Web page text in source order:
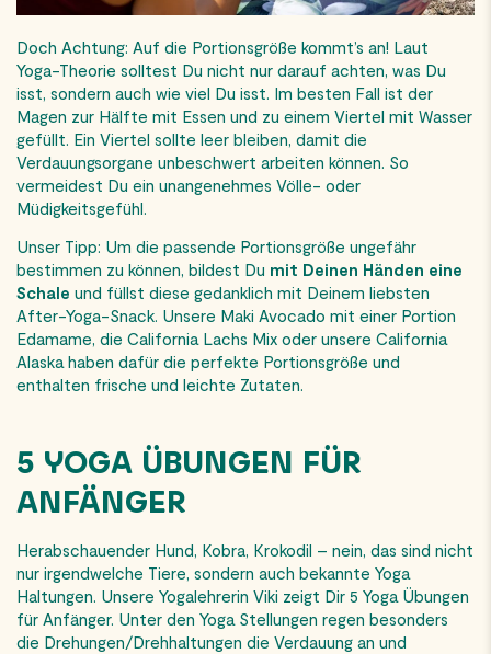
Doch Achtung: Auf die Portionsgröße kommt’s an! Laut
Yoga-Theorie solltest Du nicht nur darauf achten, was Du
isst, sondern auch wie viel Du isst. Im besten Fall ist der
Magen zur Hälfte mit Essen und zu einem Viertel mit Wasser
gefüllt. Ein Viertel sollte leer bleiben, damit die
Verdauungsorgane unbeschwert arbeiten können. So
vermeidest Du ein unangenehmes Völle- oder
Müdigkeitsgefühl.
Unser Tipp: Um die passende Portionsgröße ungefähr
bestimmen zu können, bildest Du mit Deinen Händen eine
Schale und füllst diese gedanklich mit Deinem liebsten
After-Yoga-Snack. Unsere Maki Avocado mit einer Portion
Edamame, die California Lachs Mix oder unsere California
Alaska haben dafür die perfekte Portionsgröße und
enthalten frische und leichte Zutaten.
5 YOGA ÜBUNGEN FÜR
ANFÄNGER
Herabschauender Hund, Kobra, Krokodil – nein, das sind nicht
nur irgendwelche Tiere, sondern auch bekannte Yoga
Haltungen. Unsere Yogalehrerin Viki zeigt Dir 5 Yoga Übungen
für Anfänger. Unter den Yoga Stellungen regen besonders
die Drehungen/Drehhaltungen die Verdauung an und